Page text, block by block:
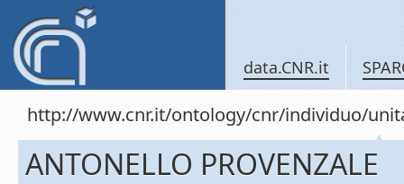
data.CNR.it
http://www.cnr.it/ontology/cnr/individuo/
ANTONELLO PROVENZALE